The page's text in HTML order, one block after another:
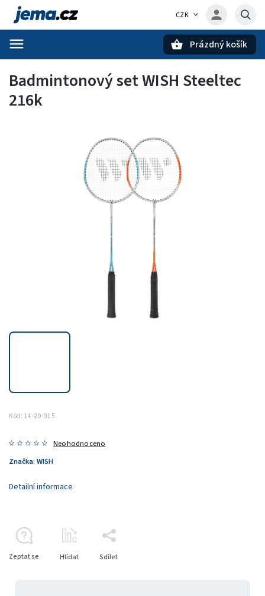
CZK
Prázdný košík
Badmintonový set WISH Steeltec
216k
Kód: 14-20-015
Neohodnoceno
Značka: WISH
Detailní informace
Zeptat se Hlídat Sdílet